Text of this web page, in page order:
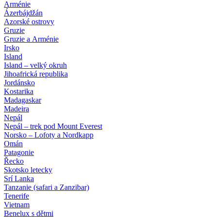
Arménie
Ázerbájdžán
Azorské ostrovy
Gruzie
Gruzie a Arménie
Irsko
Island
Island – velký okruh
Jihoafrická republika
Jordánsko
Kostarika
Madagaskar
Madeira
Nepál
Nepál – trek pod Mount Everest
Norsko – Lofoty a Nordkapp
Omán
Patagonie
Řecko
Skotsko letecky
Srí Lanka
Tanzanie (safari a Zanzibar)
Tenerife
Vietnam
Benelux s dětmi